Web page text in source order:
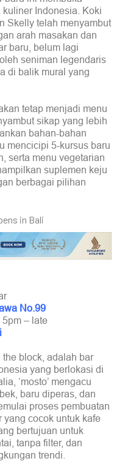
Indonesia. Koki
Skelly telah menyambut
arah masakan dan
baru, belum lagi
seniman legendaris
di balik mural yang
tetap menjadi menu
sikap yang lebih
bahan-bahan
mencicipi 5-kursus baru
serta menu vegetarian
suplemen keju
berbagai pilihan
No.99
5pm – late
block, adalah bar
yang berlokasi di
‘mosto’ mengacu
baru diperas, dan
proses pembuatan
yang cocok untuk kafe
bertujuan untuk
tanpa filter, dan
trendi.